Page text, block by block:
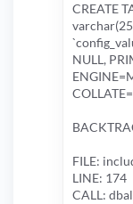
CREATE
NULL,
FILE:
LINE: 174
CALL: